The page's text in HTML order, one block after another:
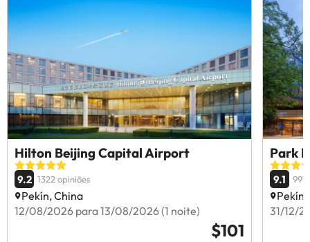
Hilton Beijing Capital Airport
9.2 1322 opiniões
Pekín, China
12/08/2026 para 13/08/2026 (1 noite)
$101
Park
9.1 991
31/12/